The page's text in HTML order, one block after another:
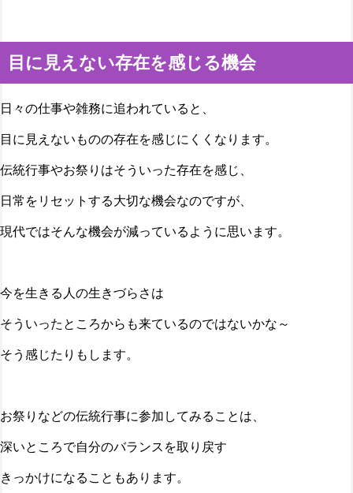
目に見えない存在を感じる機会
日々の仕事や雑務に追われていると、
目に見えないものの存在を感じにくくなります。
伝統行事やお祭りはそういった存在を感じ、
日常をリセットする大切な機会なのですが、
現代ではそんな機会が減っているように思います。
今を生きる人の生きづらさは
そういったところからも来ているのではないかな～
そう感じたりもします。
お祭りなどの伝統行事に参加してみることは、
深いところで自分のバランスを取り戻す
きっかけになることもあります。